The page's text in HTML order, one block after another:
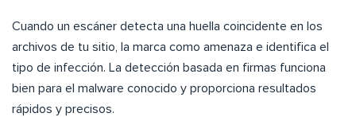
Cuando un escáner detecta una huella coincidente en los
archivos de tu sitio, la marca como amenaza e identifica el
tipo de infección. La detección basada en firmas funciona
bien para el malware conocido y proporciona resultados
rápidos y precisos.